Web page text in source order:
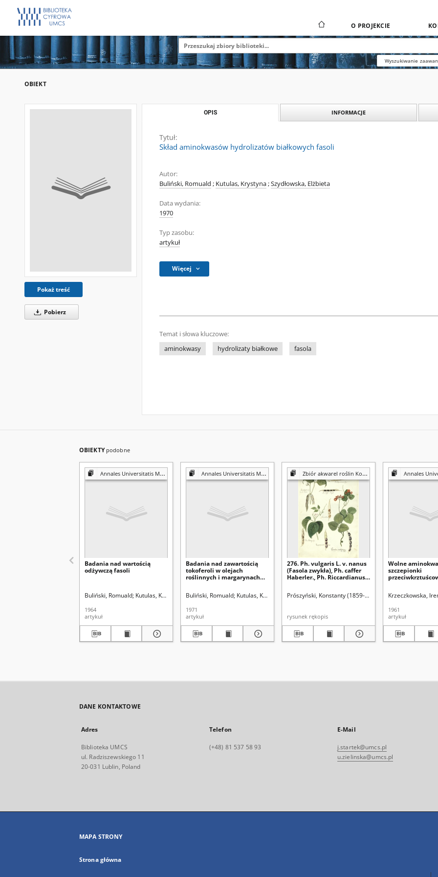
O PROJEKCIE
Wyszukiwanie
OBIEKT
Pokaż treść
Pobierz
OPIS INFORMACJE
Tytuł:
Skład aminokwasów hydrolizatów białkowych fasoli
Autor:
Buliński, Romuald ; Kutulas, Krystyna;Szydłowska, Elżbieta
Data wydania:
1970
Typ zasobu:
artykuł
Więcej
Temat i słowa kluczowe:
aminokwasy
hydrolizaty białkowe fasola
OBIEKTY podobne
Annales Universitatis Mariae Curie-Skłodowska. Sectio D, Medicina
Badania nad wartością
odżywczą fasoli
Buliński, Romuald Kutulas, Krystyna Przeciechowska, Irena Krwawicz, Tadeusz (1910-1988). Redaktor sekcji
1964
artykuł
Annales Universitatis Mariae Curie-Skłodowska. Sectio D, Medicina
Badania nad zawartością
tokoferoli w olejach
roślinnych i margarynach
Buliński, Romuald Kutulas, Krystyna Krwawicz, Tadeusz (1910-1988). Redaktor sekcji
1971
artykuł
Zbiór akwarel roślin Konstantego Prószyńskiego
276. Ph. vulgaris L. v. nanus
(Fasola zwykła), Ph. caffer
Haberler., Ph. Riccardianus
Savi., Phaseolus multiflorus
Prószyński, Konstanty (1859-1936)
rysunek rękopis
Annales Universitatis Mariae Curie-
Wolne
szczepionki
Krzeczkowska,
1961
artykuł
DANE KONTAKTOWE
Adres
Biblioteka UMCS
ul. Radziszewskiego 11
20-031 Lublin, Poland
Telefon
(+48) 81 537 58 93
E-Mail
j.startek@umcs.pl
u.zielinska@umcs.pl
MAPA STRONY
Strona główna